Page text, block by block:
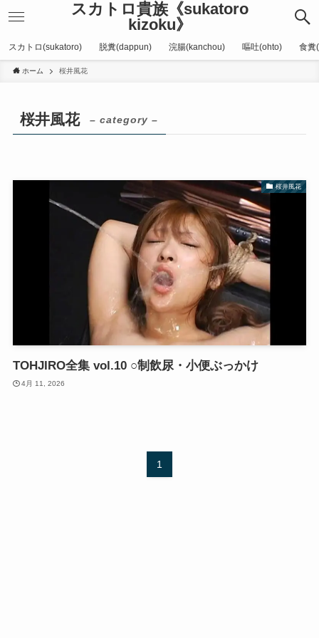
スカトロ貴族《sukatoro
kizoku》
スカトロ(sukatoro) 脱糞(dappun) 浣腸(kanchou) 嘔吐(ohto) 食糞
ホーム 桜井風花
桜井風花 – category –
桜井風花
TOHJIRO全集 vol.10 ○制飲尿・小便ぶっかけ
4月 11, 2026
1